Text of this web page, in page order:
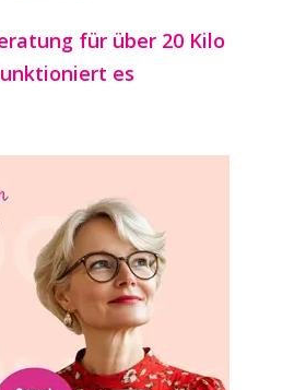
für über 20 Kilo
es